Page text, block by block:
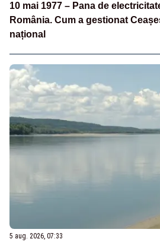
10 mai 1977 – Pana de
România. Cum a gestionat
național
5 aug. 2026, 07:33